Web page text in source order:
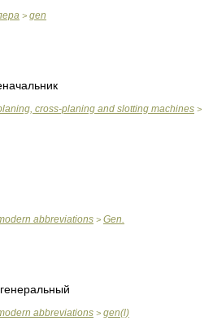
> gen
cross-planing and slotting machines >
abbreviations > Gen.
abbreviations > gen(l)